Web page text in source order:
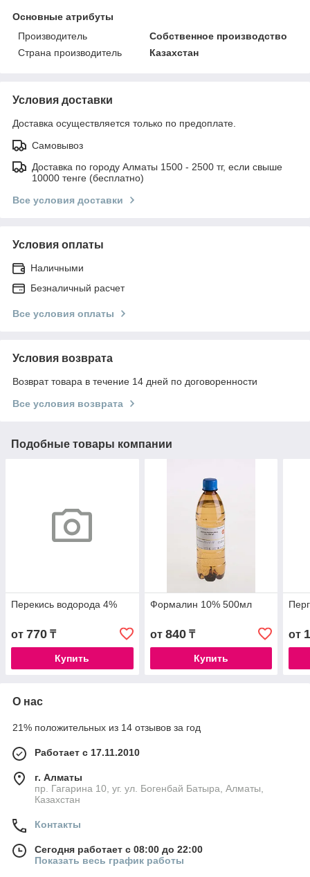
Основные атрибуты
Производитель
Собственное производство
Страна производитель
Казахстан
Условия доставки
Доставка осуществляется только по предоплате.
Самовывоз
Доставка по городу Алматы 1500 - 2500 тг, если свыше
10000 тенге (бесплатно)
Все условия доставки
Условия оплаты
Наличными
Безналичный расчет
Все условия оплаты
Условия возврата
Возврат товара в течение 14 дней по договоренности
Все условия возврата
Подобные товары компании
Перекись водорода 4%
от 770 ₸
Купить
Формалин 10% 500мл
от 840₸
Купить
от
О нас
21% положительных из 14 отзывов за год
Работает с 17.11.2010
г. Алматы
пр. Гагарина 10, уг. ул. Богенбай Батыра, Алматы,
Казахстан
Контакты
Сегодня работает с 08:00 до 22:00
Показать весь график работы